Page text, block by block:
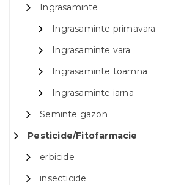
Ingrasaminte
Ingrasaminte primavara
Ingrasaminte vara
Ingrasaminte toamna
Ingrasaminte iarna
Seminte gazon
Pesticide/Fitofarmacie
erbicide
insecticide